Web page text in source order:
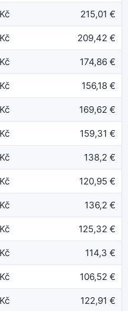
215,01 €
209,42 €
174,86 €
156,18 €
169,62 €
159,31 €
138,2 €
120,95 €
136,2 €
125,32 €
114,3 €
106,52 €
122,91 €